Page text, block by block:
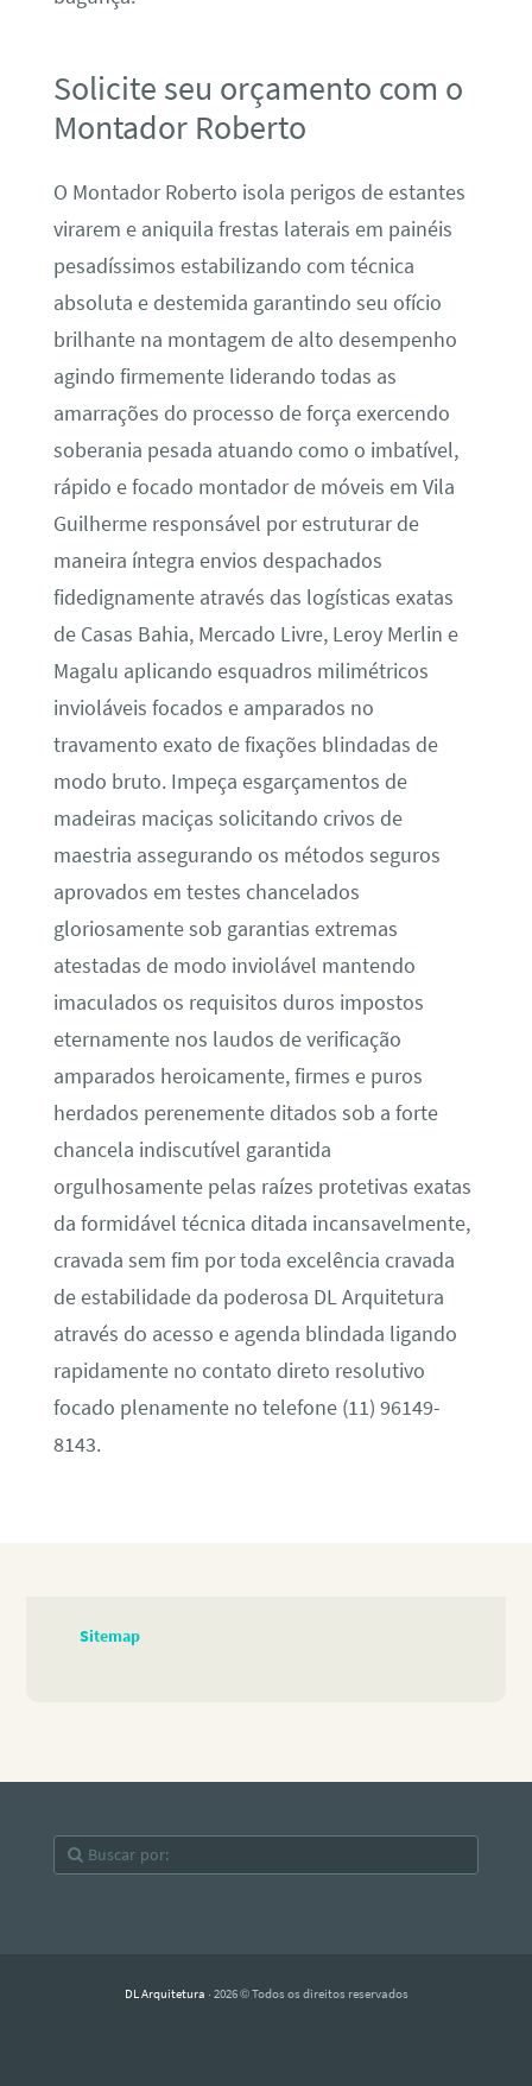
Solicite seu orçamento com o
Montador Roberto
O Montador Roberto isola perigos de estantes
virarem e aniquila frestas laterais em painéis
pesadíssimos estabilizando com técnica
absoluta e destemida garantindo seu ofício
brilhante na montagem de alto desempenho
agindo firmemente liderando todas as
amarrações do processo de força exercendo
soberania pesada atuando como o imbatível,
rápido e focado montador de móveis em Vila
Guilherme responsável por estruturar de
maneira íntegra envios despachados
fidedignamente através das logísticas exatas
de Casas Bahia, Mercado Livre, Leroy Merlin e
Magalu aplicando esquadros milimétricos
invioláveis focados e amparados no
travamento exato de fixações blindadas de
modo bruto. Impeça esgarçamentos de
madeiras maciças solicitando crivos de
maestria assegurando os métodos seguros
aprovados em testes chancelados
gloriosamente sob garantias extremas
atestadas de modo inviolável mantendo
imaculados os requisitos duros impostos
eternamente nos laudos de verificação
amparados heroicamente, firmes e puros
herdados perenemente ditados sob a forte
chancela indiscutível garantida
orgulhosamente pelas raízes protetivas exatas
da formidável técnica ditada incansavelmente,
cravada sem fim por toda excelência cravada
de estabilidade da poderosa DL Arquitetura
através do acesso e agenda blindada ligando
rapidamente no contato direto resolutivo
focado plenamente no telefone (11) 96149-
8143.
Sitemap
DL Arquitetura · 2026 © Todos os direitos reservados